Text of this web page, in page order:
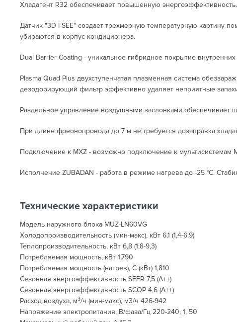
Хладагент R32 обеспечивает повышенную энергоэффективность.
Датчик "3D I-SEE" создает трехмерную температурную картину
убираются в корпус кондиционера.
Dual Barrier Coating - уникальное гибридное покрытие
Plasma Quad Plus двухступенчатая плазменная система
дезодорирующий фильтр эффективно удаляет неприятные
Раздельное управление воздушными заслонками
При длине фреонопровода до 7 м не требуется дозаправка
Подключение к MXZ - возможно подключение к мультисистемам
Исполнение ZUBADAN - работа в режиме нагрева до -25 °С.
Технические характеристики
Модель наружного блока MUZ-LN60VG
Холодопроизводительность (мин-макс), кВт 6,1 (1,4-6,9)
Теплопроизводительность, кВт 6,8 (1,8-9,3)
Потребляемая мощность, кВт 1,790
Потребляемая мощность (нагрев), С (кВт) 1,810
Сезонная энергоэффективность SEER 7,5 (A++)
Сезонная энергоэффективность SCOP 4,6 (A++)
Расход воздуха, м3/ч (мин-макс), м3/ч 426-942
Напряжение электропитания, В/фаза/Гц 220-240, 1, 50